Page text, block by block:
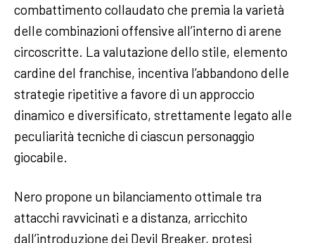
combattimento collaudato che premia la varietà
delle combinazioni offensive all’interno di arene
circoscritte. La valutazione dello stile, elemento
cardine del franchise, incentiva l’abbandono delle
strategie ripetitive a favore di un approccio
dinamico e diversificato, strettamente legato alle
peculiarità tecniche di ciascun personaggio
giocabile.
Nero propone un bilanciamento ottimale tra
attacchi ravvicinati e a distanza, arricchito
dall’introduzione dei Devil Breaker, protesi